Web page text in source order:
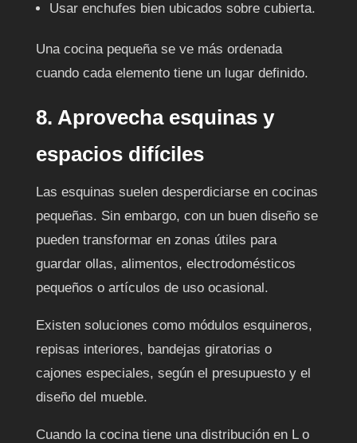
Usar enchufes bien ubicados sobre cubierta.
Una cocina pequeña se ve más ordenada
cuando cada elemento tiene un lugar definido.
8. Aprovecha esquinas y
espacios difíciles
Las esquinas suelen desperdiciarse en cocinas
pequeñas. Sin embargo, con un buen diseño se
pueden transformar en zonas útiles para
guardar ollas, alimentos, electrodomésticos
pequeños o artículos de uso ocasional.
Existen soluciones como módulos esquineros,
repisas interiores, bandejas giratorias o
cajones especiales, según el presupuesto y el
diseño del mueble.
Cuando la cocina tiene una distribución en L o